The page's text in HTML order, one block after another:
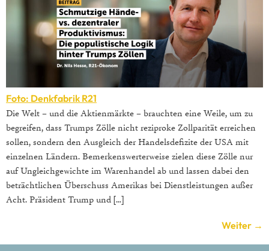
Foto: Denkfabrik R21
Die Welt – und die Aktienmärkte – brauchten eine Weile, um zu
begreifen, dass Trumps Zölle nicht reziproke Zollparität erreichen
sollen, sondern den Ausgleich der Handelsdefizite der USA mit
einzelnen Ländern. Bemerkenswerterweise zielen diese Zölle nur
auf Ungleichgewichte im Warenhandel ab und lassen dabei den
beträchtlichen Überschuss Amerikas bei Dienstleistungen außer
Acht. Präsident Trump und […]
Weiter →